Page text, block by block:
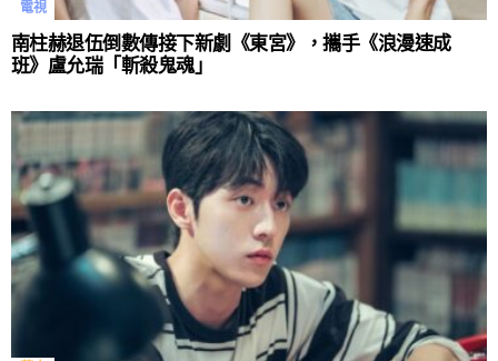
電視
南柱赫退伍倒數傳接下新劇《東宮》，攜手《浪漫速成
班》盧允瑞「斬殺鬼魂」